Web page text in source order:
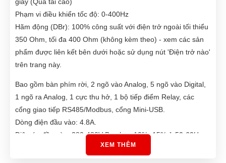
Phạm vi điều khiển tốc độ: 0-400Hz
Hãm động (DBr): 100% công suất với điện trở ngoài tối thiểu
350 Ohm, tối đa 400 Ohm (không kèm theo) - xem các sản
phẩm được liên kết bên dưới hoặc sử dụng nút 'Điện trở nào'
trên trang này.
Bao gồm bàn phím rời, 2 ngõ vào Analog, 5 ngõ vào Digital,
1 ngõ ra Analog, 1 cực thu hở, 1 bộ tiếp điểm Relay, các
cổng giao tiếp RS485/Modbus, cổng Mini-USB.
Dòng điện đầu vào: 4.8A.
Điện áp đầu vào: 380-480V Ba pha +10% -15% ở 50-60Hz
XEM THÊM